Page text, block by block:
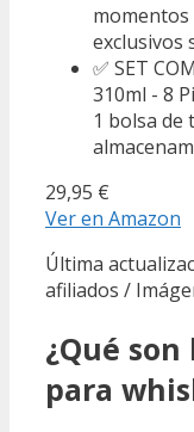
momentos
exclusivos
✅ SET
310ml - 8
1 bolsa de
29,95 €
Ver en Amazon
Última
afiliados /
¿Qué
para